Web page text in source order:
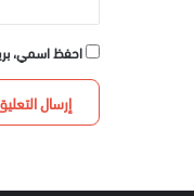
احفظ اسمي،